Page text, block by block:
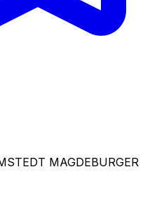
MAGDEBURGER